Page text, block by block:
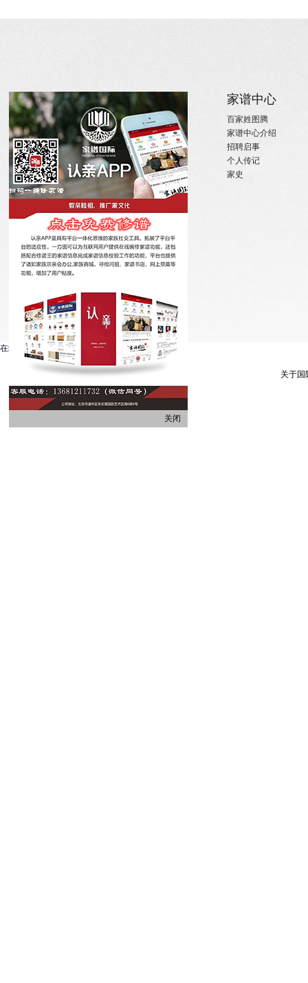
关于
关于国际家谱
关于我们
招聘启事
实习机会
微信订阅
家族新闻
姓氏新闻
国内政策
宗亲活动
姓氏大事记
寻亲咨询
家谱中心
百家姓图腾
家谱中心介绍
招聘启事
个人传记
家史
关于国
在线客服系统
关闭